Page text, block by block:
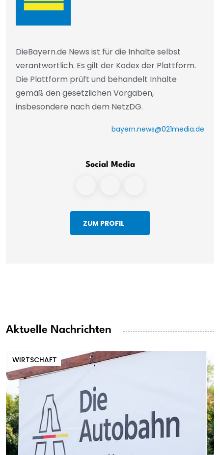
DieBayern.de News ist für die Inhalte selbst
verantwortlich. Es gilt der Kodex der Plattform.
Die Plattform prüft und behandelt Inhalte
gemäß den gesetzlichen Vorgaben,
insbesondere nach dem NetzDG.
bayern.news@021media.de
Social Media
ZUM PROFIL
Aktuelle Nachrichten
WIRTSCHAFT